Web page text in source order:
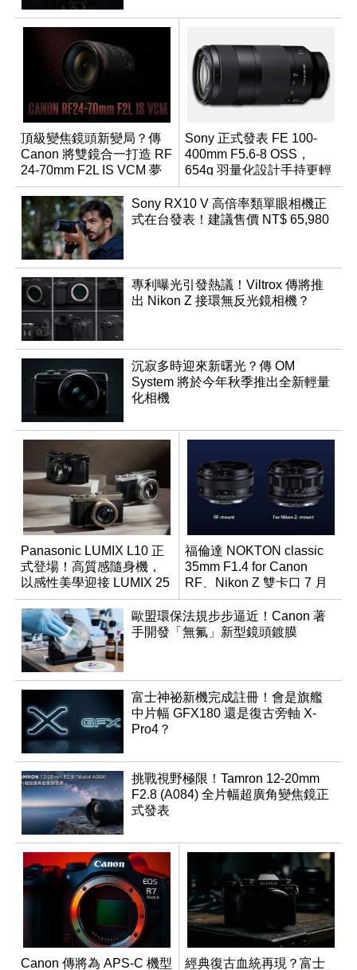
頂級變焦鏡頭新變局？傳
Canon 將雙鏡合一打造 RF
24-70mm F2L IS VCM 夢
幻規格
Sony 正式發表 FE 100-
400mm F5.6-8 OSS，
654g 羽量化設計手持更輕
鬆
Sony RX10 V 高倍率類單眼相機正
式在台發表！建議售價 NT$ 65,980
專利曝光引發熱議！Viltrox 傳將推
出 Nikon Z 接環無反光鏡相機？
沉寂多時迎來新曙光？傳 OM
System 將於今年秋季推出全新輕量
化相機
Panasonic LUMIX L10 正
式登場！高質感隨身機，
以感性美學迎接 LUMIX 25
週年
福倫達 NOKTON classic
35mm F1.4 for Canon
RF、Nikon Z 雙卡口 7 月
同步登台
歐盟環保法規步步逼近！Canon 著
手開發「無氟」新型鏡頭鍍膜
富士神祕新機完成註冊！會是旗艦
中片幅 GFX180 還是復古旁軸 X-
Pro4？
挑戰視野極限！Tamron 12-20mm
F2.8 (A084) 全片幅超廣角變焦鏡正
式發表
Canon 傳將為 APS-C 機型
經典復古血統再現？富士